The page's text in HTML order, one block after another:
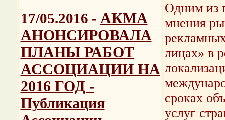
17/05.2016 - АКМА
АНОНСИРОВАЛА
ПЛАНЫ РАБОТ
АССОЦИАЦИИ НА
2016 ГОД -
Публикация
Одним из
мнения
лицах» в
сроках
услуг